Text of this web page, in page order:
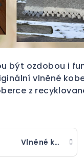
být ozdobou i
vlněné
z
Vlněné koberce